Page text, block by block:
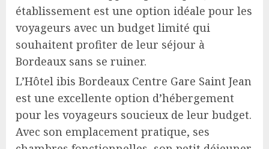
établissement est une option idéale pour les
voyageurs avec un budget limité qui
souhaitent profiter de leur séjour à
Bordeaux sans se ruiner.
L’Hôtel ibis Bordeaux Centre Gare Saint Jean
est une excellente option d’hébergement
pour les voyageurs soucieux de leur budget.
Avec son emplacement pratique, ses